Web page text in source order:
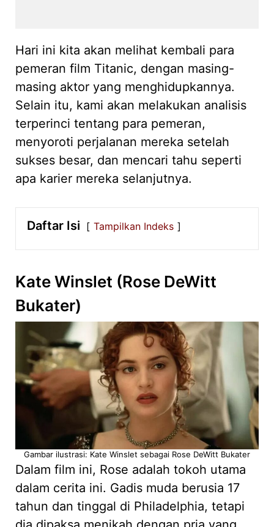
Hari ini kita akan melihat kembali para
pemeran film Titanic, dengan masing-
masing aktor yang menghidupkannya.
Selain itu, kami akan melakukan analisis
terperinci tentang para pemeran,
menyoroti perjalanan mereka setelah
sukses besar, dan mencari tahu seperti
apa karier mereka selanjutnya.
Daftar Isi Tampilkan Indeks
Kate Winslet (Rose DeWitt
Bukater)
Gambar ilustrasi: Kate Winslet sebagai Rose DeWitt Bukater
Dalam film ini, Rose adalah tokoh utama
dalam cerita ini. Gadis muda berusia 17
tahun dan tinggal di Philadelphia, tetapi